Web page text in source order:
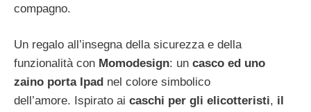
compagno.
Un regalo all’insegna della sicurezza e della
funzionalità con Momodesign: un casco ed uno
zaino porta Ipad nel colore simbolico
dell’amore. Ispirato ai caschi per gli elicotteristi, il